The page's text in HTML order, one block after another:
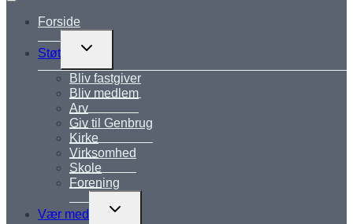
Forside
Støt
Skift
Bliv fastgiver
Bliv medlem
Arv
Giv til Genbrug
Kirke
Virksomhed
Skole
Forening
Vær med
Skift